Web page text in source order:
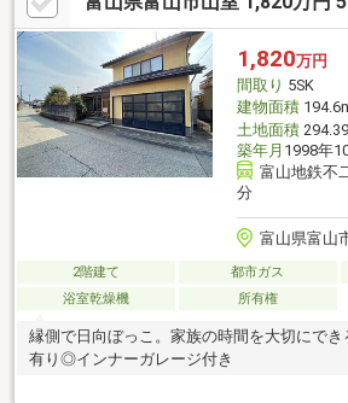
1,820万円
間取り 5SK
建物面積
土地面積
築年月 1998年
富山地鉄不
分
富山県富山
2階建て 都市ガス
浴室乾燥機
所有権
縁側で日向ぼっこ。家族の時間を大切にで
有り◎インナーガレージ付き